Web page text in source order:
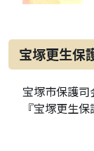
宝塚更生保
宝塚市保護司
『宝塚更生